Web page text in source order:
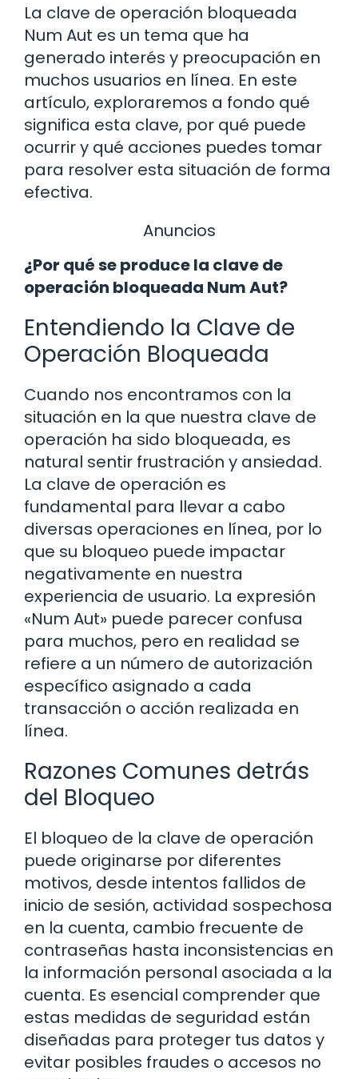
La clave de operación bloqueada
Num Aut es un tema que ha
generado interés y preocupación en
muchos usuarios en línea. En este
artículo, exploraremos a fondo qué
significa esta clave, por qué puede
ocurrir y qué acciones puedes tomar
para resolver esta situación de forma
efectiva.
Anuncios
¿Por qué se produce la clave de
operación bloqueada Num Aut?
Entendiendo la Clave de
Operación Bloqueada
Cuando nos encontramos con la
situación en la que nuestra clave de
operación ha sido bloqueada, es
natural sentir frustración y ansiedad.
La clave de operación es
fundamental para llevar a cabo
diversas operaciones en línea, por lo
que su bloqueo puede impactar
negativamente en nuestra
experiencia de usuario. La expresión
«Num Aut» puede parecer confusa
para muchos, pero en realidad se
refiere a un número de autorización
específico asignado a cada
transacción o acción realizada en
línea.
Razones Comunes detrás
del Bloqueo
El bloqueo de la clave de operación
puede originarse por diferentes
motivos, desde intentos fallidos de
inicio de sesión, actividad sospechosa
en la cuenta, cambio frecuente de
contraseñas hasta inconsistencias en
la información personal asociada a la
cuenta. Es esencial comprender que
estas medidas de seguridad están
diseñadas para proteger tus datos y
evitar posibles fraudes o accesos no